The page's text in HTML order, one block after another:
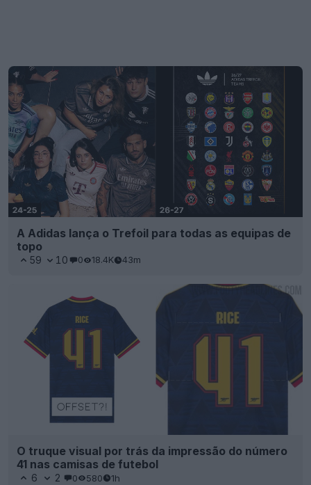
A Adidas lança o Trefoil para todas as equipas de
topo
59 10 0 18.4K 43m
O truque visual por trás da impressão do número
41 nas camisas de futebol
6 2 0 580 1h